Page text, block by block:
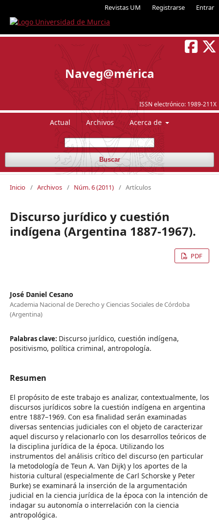
Revistas UM Registrarse Entrar
ISSN electrónico: 1989-211X
Naveg@mérica
Actual Archivos Acerca de
Buscar
Inicio / Archivos / Núm. 6 (2011) / Artículos
Discurso jurídico y cuestión
indígena (Argentina 1887-1967).
PDF
José Daniel Cesano
Academia Nacional de Derecho y Ciencias Sociales de Córdoba
(Argentina)
Palabras clave: Discurso jurídico, cuestión indígena,
positivismo, política criminal, antropología.
Resumen
El propósito de este trabajo es analizar, contextualmente, los
discursos jurídicos sobre la cuestión indígena en argentina
entre 1887–1969. Con esa finalidad serán examinadas
diversas sentencias judiciales con el objeto de caracterizar
aquel discurso y relacionarlo con los desarrollos teóricos de
la disciplina jurídica de la época. Utilizando los
instrumentos del análisis crítico del discurso (en particular
la metodología de Teun A. Van Dijk) y los aportes de la
historia cultural (especialmente de Carl Schorske y Peter
Burke) se examinará la inserción de la argumentación
judicial en la ciencia jurídica de la época con la intención de
indagar su autonomía o interrelación con la ciencia
antropológica.